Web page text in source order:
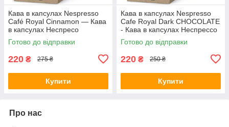
Кава в капсулах Nespresso
Café Royal Cinnamon — Кава
в капсулах Неспресо
(коробочка 10 капсул)
Готово до відправки
220 ₴ 275 ₴
Купити
Кава в капсулах Nespresso
Cafe Royal Dark CHOCOLATE
- Кава в капсулах Неспрессо
(коробочка 10 капсул)
Готово до відправки
220 ₴ 250 ₴
Купити
Про нас